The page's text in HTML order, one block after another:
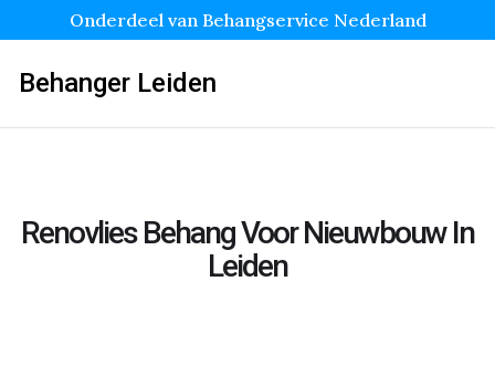
Onderdeel van Behangservice Nederland
Behanger Leiden
Renovlies Behang Voor Nieuwbouw In
Leiden